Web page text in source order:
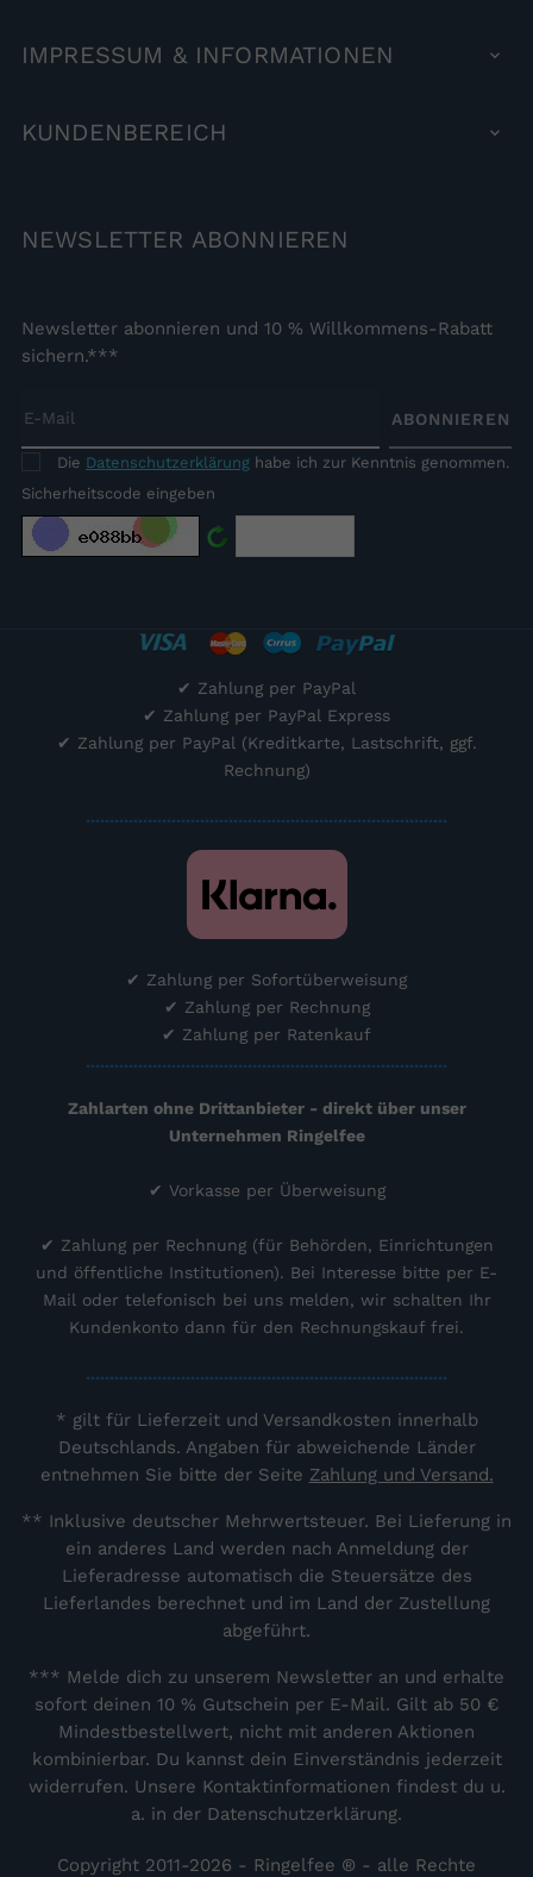
IMPRESSUM & INFORMATIONEN 
KUNDENBEREICH 
NEWSLETTER ABONNIEREN
Newsletter abonnieren und 10 % Willkommens-Rabatt
sichern.***
ABONNIEREN
Die Datenschutzerklärung habe ich zur Kenntnis genommen.
Sicherheitscode eingeben
✔ Zahlung per PayPal
✔ Zahlung per PayPal Express
✔ Zahlung per PayPal (Kreditkarte, Lastschrift, ggf.
Rechnung)
............................................................................
✔ Zahlung per Sofortüberweisung
✔ Zahlung per Rechnung
✔ Zahlung per Ratenkauf
............................................................................
Zahlarten ohne Drittanbieter - direkt über unser
Unternehmen Ringelfee
✔ Vorkasse per Überweisung
✔ Zahlung per Rechnung (für Behörden, Einrichtungen
und öffentliche Institutionen). Bei Interesse bitte per E-
Mail oder telefonisch bei uns melden, wir schalten Ihr
Kundenkonto dann für den Rechnungskauf frei.
............................................................................
* gilt für Lieferzeit und Versandkosten innerhalb
Deutschlands. Angaben für abweichende Länder
entnehmen Sie bitte der Seite Zahlung und Versand.
** Inklusive deutscher Mehrwertsteuer. Bei Lieferung in
ein anderes Land werden nach Anmeldung der
Lieferadresse automatisch die Steuersätze des
Lieferlandes berechnet und im Land der Zustellung
abgeführt.
*** Melde dich zu unserem Newsletter an und erhalte
sofort deinen 10 % Gutschein per E-Mail. Gilt ab 50 €
Mindestbestellwert, nicht mit anderen Aktionen
kombinierbar. Du kannst dein Einverständnis jederzeit
widerrufen. Unsere Kontaktinformationen findest du u.
a. in der Datenschutzerklärung.
Copyright 2011-2026 - Ringelfee ® - alle Rechte